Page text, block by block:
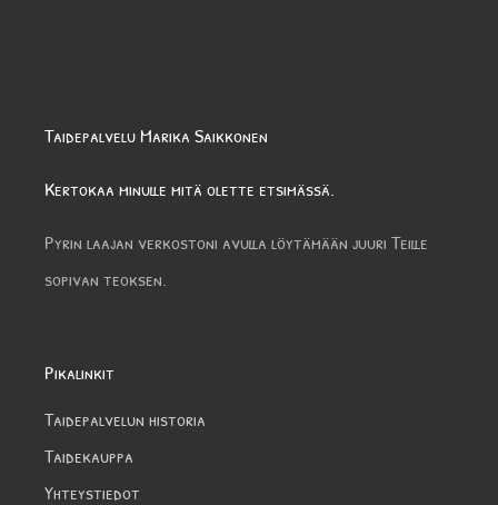
Taidepalvelu Marika Saikkonen
Kertokaa minulle mitä olette etsimässä.
Pyrin laajan verkostoni avulla löytämään juuri Teille
sopivan teoksen.
Pikalinkit
Taidepalvelun historia
Taidekauppa
Yhteystiedot